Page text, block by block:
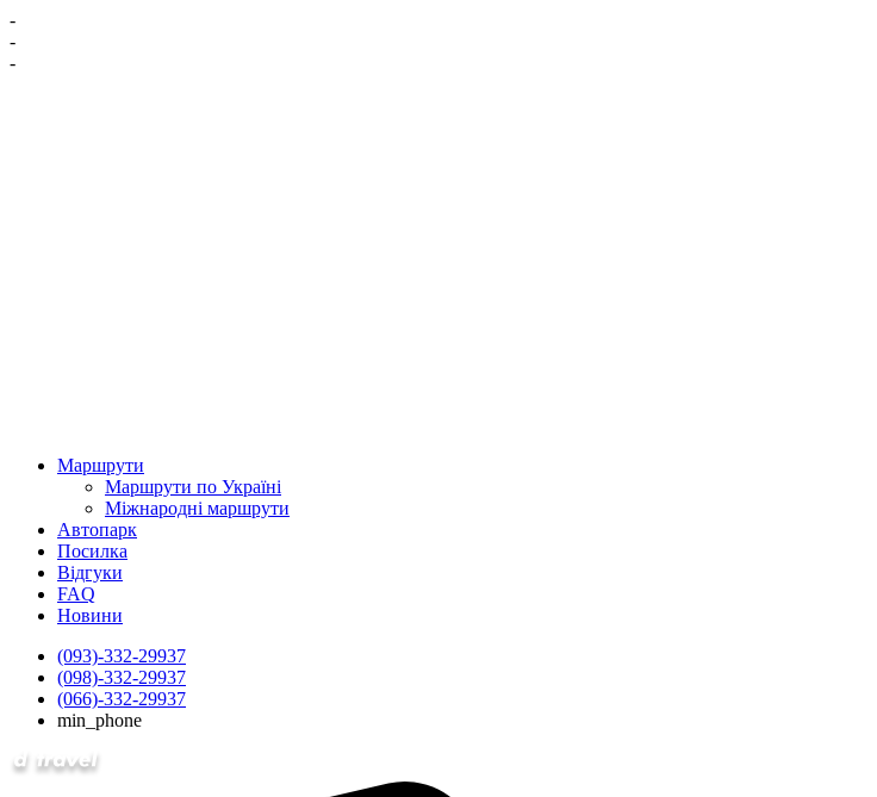
-
-
-
Маршрути
Маршрути по Україні
Міжнародні маршрути
Автопарк
Посилка
Відгуки
FAQ
Новини
(093)-332-29937
(098)-332-29937
(066)-332-29937
min_phone